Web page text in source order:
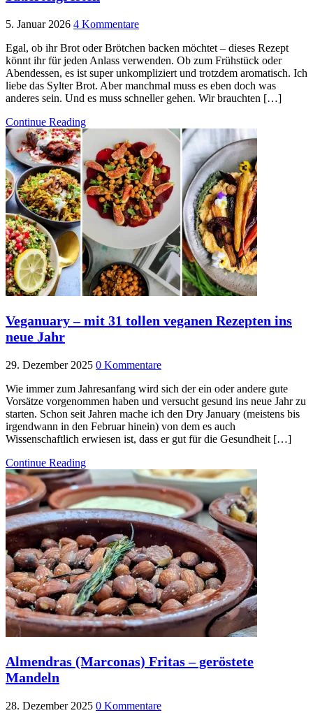
5. Januar 2026 4 Kommentare
Egal, ob ihr Brot oder Brötchen backen möchtet – dieses Rezept
könnt ihr für jeden Anlass verwenden. Ob zum Frühstück oder
Abendessen, es ist super unkompliziert und trotzdem aromatisch. Ich
liebe das Sylter Brot. Aber manchmal muss es eben doch was
anderes sein. Und es muss schneller gehen. Wir brauchten […]
Continue Reading
Veganuary – mit 31 tollen veganen Rezepten ins
neue Jahr
29. Dezember 2025 0 Kommentare
Wie immer zum Jahresanfang wird sich der ein oder andere gute
Vorsätze vorgenommen haben und versucht gesund ins neue Jahr zu
starten. Schon seit Jahren mache ich den Dry January (meistens bis
irgendwann in den Februar hinein) von dem es auch
Wissenschaftlich erwiesen ist, dass er gut für die Gesundheit […]
Continue Reading
Almendras (Marconas) Fritas – geröstete
Mandeln
28. Dezember 2025 0 Kommentare